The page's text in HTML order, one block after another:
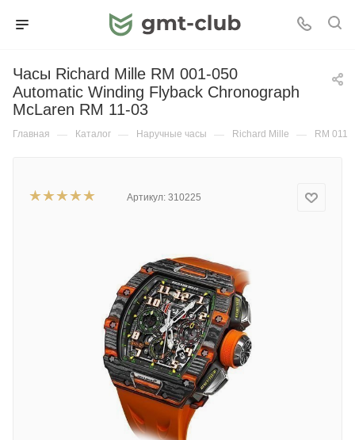
Часы Richard Mille RM 001-050
Automatic Winding Flyback Chronograph
McLaren RM 11-03
Главная — Каталог — Наручные часы — Richard Mille — RM 011
Артикул: 310225